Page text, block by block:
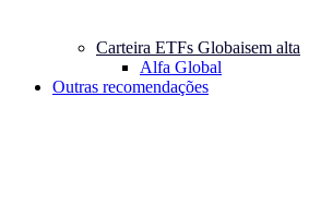
Carteira ETFs Globaisem alta
Alfa Global
Outras recomendações